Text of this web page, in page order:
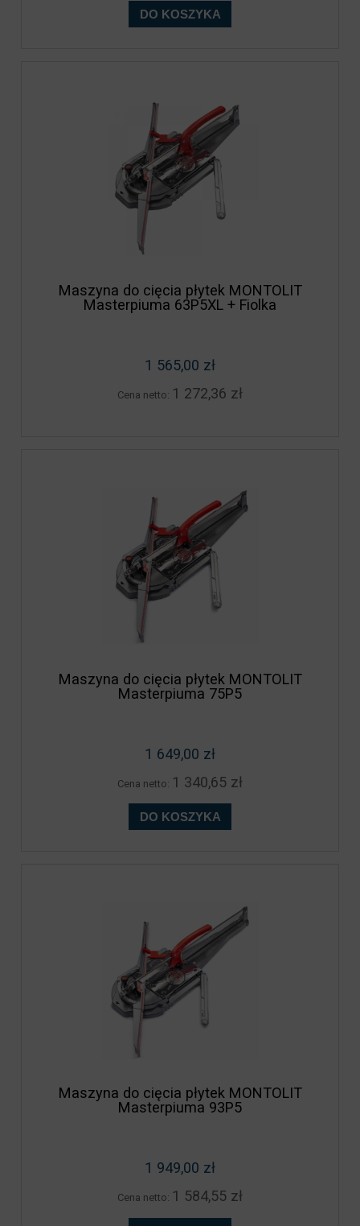
DO KOSZYKA
Maszyna do cięcia płytek MONTOLIT
Masterpiuma 63P5XL + Fiolka
1 565,00 zł
Cena netto: 1 272,36 zł
Maszyna do cięcia płytek MONTOLIT
Masterpiuma 75P5
1 649,00 zł
Cena netto: 1 340,65 zł
DO KOSZYKA
Maszyna do cięcia płytek MONTOLIT
Masterpiuma 93P5
1 949,00 zł
Cena netto: 1 584,55 zł